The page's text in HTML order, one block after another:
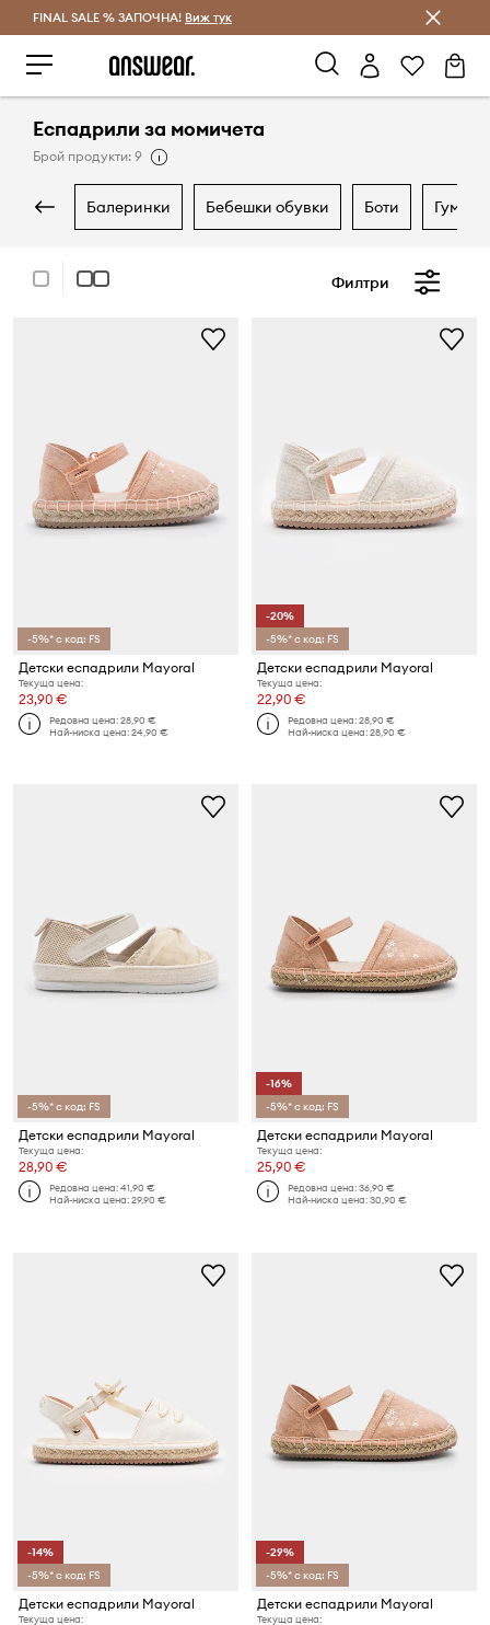
Спестявай с Answear Club
FINAL SALE % ЗАПОЧНА! Виж тук
Еспадрили за момичета
Брой продукти: 9
балеринки бебешки обувки боти
Филтри
-5%* с код: FS
Детски еспадрили Mayoral
Текуща цена:
23,90 €
Редовна цена:28,90 €
Най-ниска цена:24,90 €
-20%
-5%* с код: FS
Детски еспадрили Mayoral
Текуща цена:
22,90 €
Редовна цена:28,90 €
Най-ниска цена:28,90 €
-5%* с код: FS
Детски еспадрили Mayoral
Текуща цена:
28,90 €
Редовна цена:41,90 €
Най-ниска цена:29,90 €
-16%
-5%* с код: FS
Детски еспадрили Mayoral
Текуща цена:
25,90 €
Редовна цена:36,90 €
Най-ниска цена:30,90 €
-14%
-5%* с код: FS
Детски еспадрили Mayoral
Текуща цена:
-29%
-5%* с код: FS
Детски еспадрили Mayoral
Текуща цена: